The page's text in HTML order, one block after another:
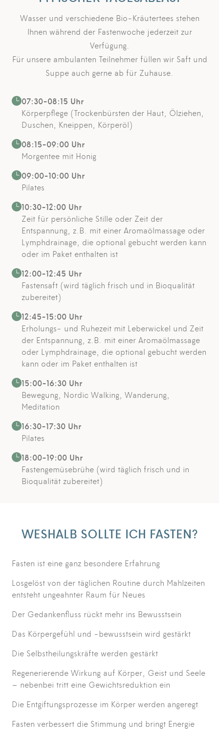
Wasser und verschiedene Bio-Kräutertees stehen
Ihnen während der Fastenwoche jederzeit zur
Verfügung.
Für unsere ambulanten Teilnehmer füllen wir Saft und
Suppe auch gerne ab für Zuhause.
07:30-08:15 Uhr
Körperpflege (Trockenbürsten der Haut, Ölziehen,
Duschen, Kneippen, Körperöl)
08:15-09:00 Uhr
Morgentee mit Honig
09:00-10:00 Uhr
Pilates
10:30-12:00 Uhr
Zeit für persönliche Stille oder Zeit der
Entspannung, z.B. mit einer Aromaölmassage oder
Lymphdrainage, die optional gebucht werden kann
oder im Paket enthalten ist
12:00-12:45 Uhr
Fastensaft (wird täglich frisch und in Bioqualität
zubereitet)
12:45-15:00 Uhr
Erholungs- und Ruhezeit mit Leberwickel und Zeit
der Entspannung, z.B. mit einer Aromaölmassage
oder Lymphdrainage, die optional gebucht werden
kann oder im Paket enthalten ist
15:00-16:30 Uhr
Bewegung, Nordic Walking, Wanderung,
Meditation
16:30-17:30 Uhr
Pilates
18:00-19:00 Uhr
Fastengemüsebrühe (wird täglich frisch und in
Bioqualität zubereitet)
WESHALB SOLLTE ICH FASTEN?
Fasten ist eine ganz besondere Erfahrung
Losgelöst von der täglichen Routine durch Mahlzeiten
entsteht ungeahnter Raum für Neues
Der Gedankenfluss rückt mehr ins Bewusstsein
Das Körpergefühl und -bewusstsein wird gestärkt
Die Selbstheilungskräfte werden gestärkt
Regenerierende Wirkung auf Körper, Geist und Seele
– nebenbei tritt eine Gewichtsreduktion ein
Die Entgiftungsprozesse im Körper werden angeregt
Fasten verbessert die Stimmung und bringt Energie